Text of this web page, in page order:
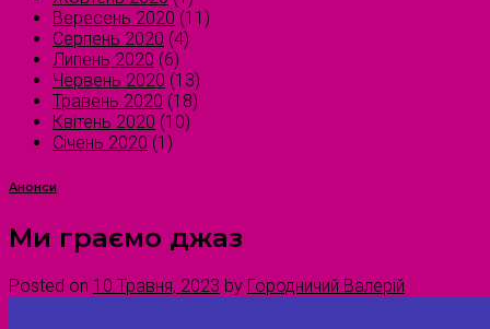
Вересень 2020 (11)
Серпень 2020 (4)
Липень 2020 (6)
Червень 2020 (13)
Травень 2020 (18)
Квітень 2020 (10)
Січень 2020 (1)
Анонси
Ми граємо джаз
Posted on 10 Травня, 2023 by Городничий Валерій